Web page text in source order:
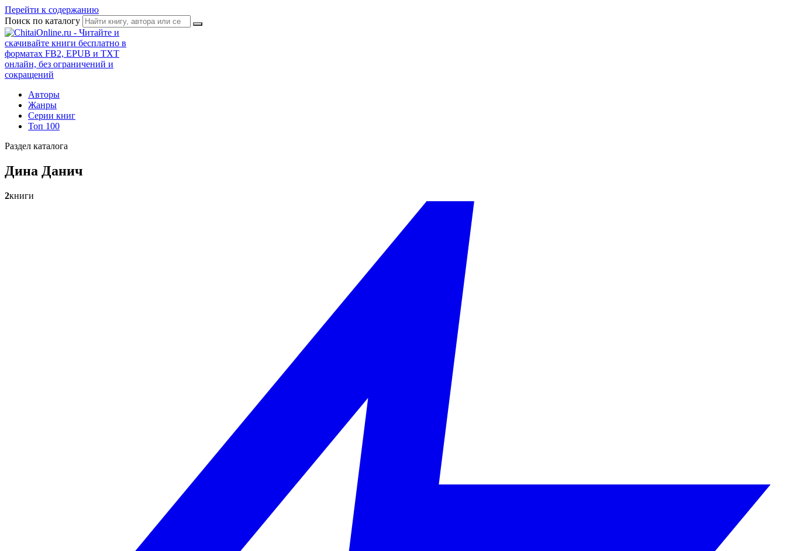
Перейти к содержанию
Поиск по каталогу
Авторы
Жанры
Серии книг
Топ 100
Раздел каталога
Дина Данич
2книги